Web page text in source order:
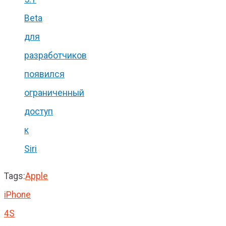
Beta
для
разработчиков
появился
ограниченный
доступ
к
Siri
Tags:Apple
iPhone
4S